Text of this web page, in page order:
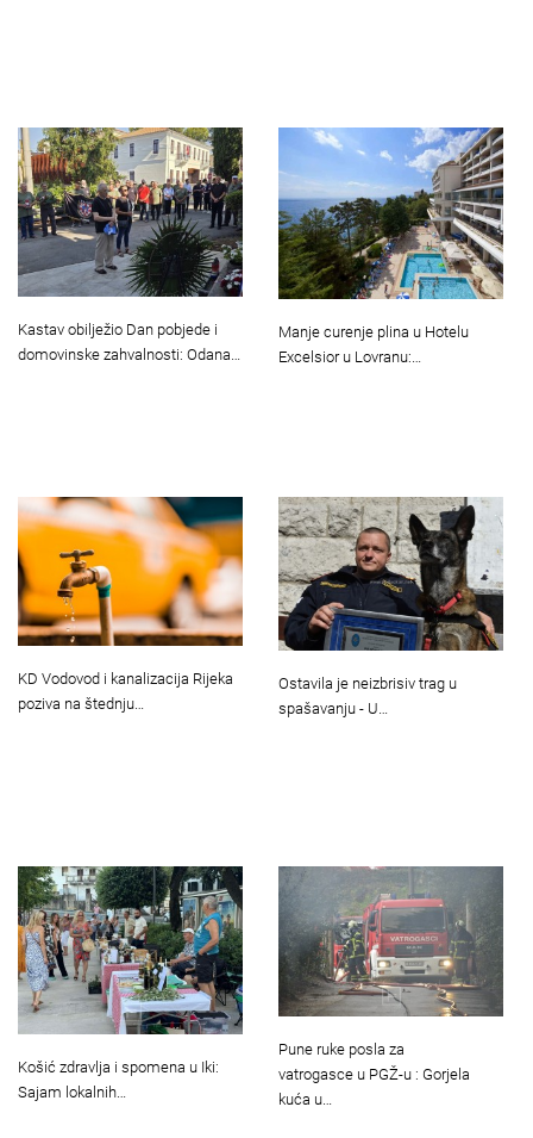
Kastav obilježio Dan pobjede i
domovinske zahvalnosti: Odana…
Manje curenje plina u Hotelu
Excelsior u Lovranu:…
KD Vodovod i kanalizacija Rijeka
poziva na štednju…
Ostavila je neizbrisiv trag u
spašavanju - U…
Košić zdravlja i spomena u Iki:
Sajam lokalnih…
Pune ruke posla za
vatrogasce u PGŽ-u : Gorjela
kuća u…